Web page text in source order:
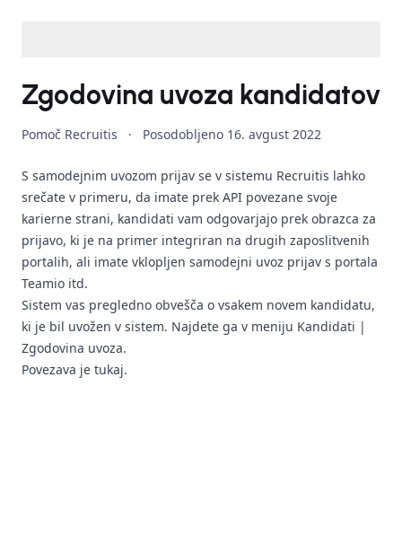
Zgodovina uvoza kandidatov
Pomoč Recruitis · Posodobljeno 16. avgust 2022
S samodejnim uvozom prijav se v sistemu Recruitis lahko
srečate v primeru, da imate prek API povezane svoje
karierne strani, kandidati vam odgovarjajo prek obrazca za
prijavo, ki je na primer integriran na drugih zaposlitvenih
portalih, ali imate vklopljen samodejni uvoz prijav s portala
Teamio itd.
Sistem vas pregledno obvešča o vsakem novem kandidatu,
ki je bil uvožen v sistem. Najdete ga v meniju Kandidati |
Zgodovina uvoza.
Povezava je tukaj.